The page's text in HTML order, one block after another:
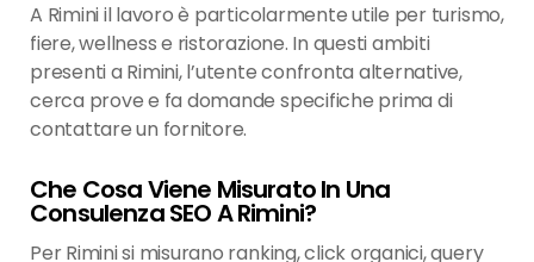
A Rimini il lavoro è particolarmente utile per turismo,
fiere, wellness e ristorazione. In questi ambiti
presenti a Rimini, l’utente confronta alternative,
cerca prove e fa domande specifiche prima di
contattare un fornitore.
Che Cosa Viene Misurato In Una
Consulenza SEO A Rimini?
Per Rimini si misurano ranking, click organici, query